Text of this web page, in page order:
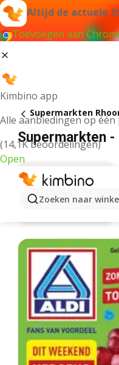
Altijd de actuele
Toevoegen aan
Kimbino app
Alle aanbiedingen op één
(14,1K beoordelingen)
Open
Zoeken naar
Supermarkten
Supermarkten -